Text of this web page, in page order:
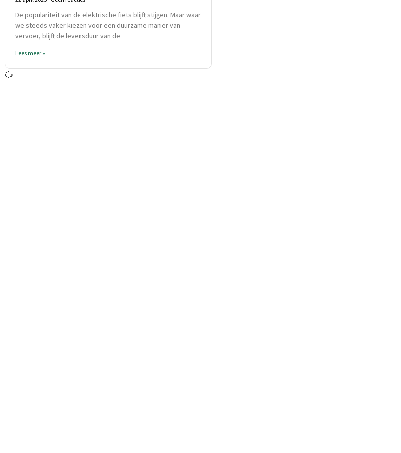
De populariteit van de elektrische fiets blijft stijgen. Maar waar
we steeds vaker kiezen voor een duurzame manier van
vervoer, blijft de levensduur van de
Lees meer »